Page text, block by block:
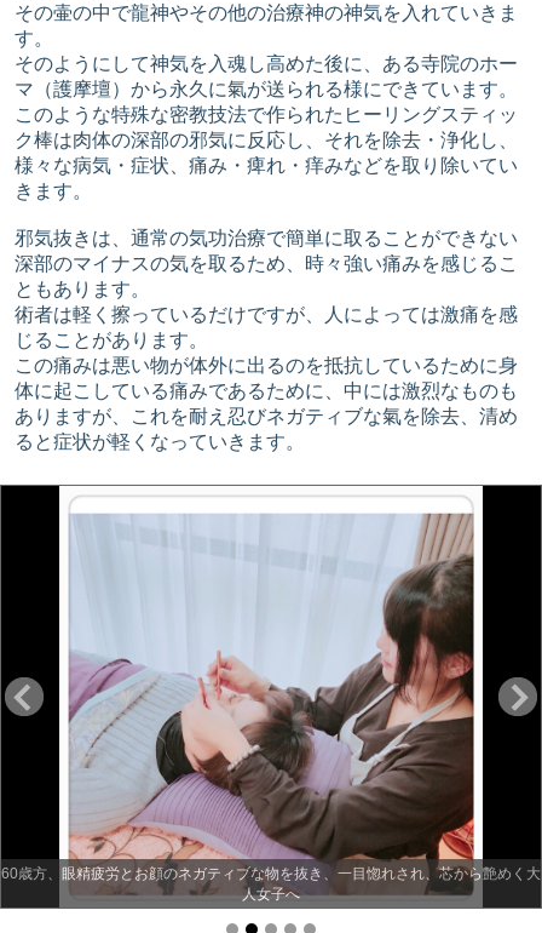
その壷の中で龍神やその他の治療神の神気を入れていきま
す。
そのようにして神気を入魂し高めた後に、ある寺院のホー
マ（護摩壇）から永久に氣が送られる様にできています。
このような特殊な密教技法で作られたヒーリングスティッ
ク棒は肉体の深部の邪気に反応し、それを除去・浄化し、
様々な病気・症状、痛み・痺れ・痒みなどを取り除いてい
きます。
邪気抜きは、通常の気功治療で簡単に取ることができない
深部のマイナスの気を取るため、時々強い痛みを感じるこ
ともあります。
術者は軽く擦っているだけですが、人によっては激痛を感
じることがあります。
この痛みは悪い物が体外に出るのを抵抗しているために身
体に起こしている痛みであるために、中には激烈なものも
ありますが、これを耐え忍びネガティブな氣を除去、清め
ると症状が軽くなっていきます。
60歳方、眼精疲労とお顔のネガティブな物を抜き、一目惚れされ、芯から艶めく大
人女子へ